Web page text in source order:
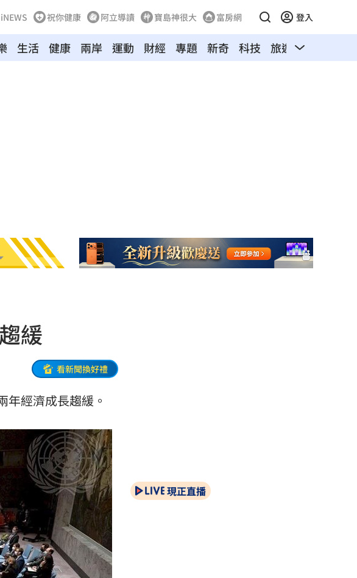
iNEWS 祝你健康 阿立導讀 寶島神很大 富房網 登入
生活 健康 兩岸 運動 財經 專題 新奇 科技 旅遊 汽車
緩
看新聞換好禮
年經濟成長趨緩。
現正直播